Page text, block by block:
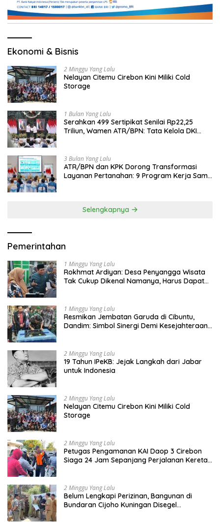
Ekonomi & Bisnis
2 Minggu Yang Lalu
Nelayan Citemu Cirebon Kini Miliki Cold
Storage
1 Bulan Yang Lalu
Serahkan 499 Sertipikat Senilai Rp22,25
Triliun, Wamen ATR/BPN: Tata Kelola DKI
3 Bulan Yang Lalu
ATR/BPN dan KPK Dorong Transformasi
Layanan Pertanahan: 9 Program Kerja Sama
Selengkapnya
Pemerintahan
1 Minggu Yang Lalu
Rokhmat Ardiyan: Desa Penyangga Wisata
Tak Cukup Dikenal Namanya, Harus Dapat
1 Minggu Yang Lalu
Resmikan Jembatan Garuda di Cibuntu,
Dandim: Simbol Sinergi Demi Kesejahteraan
2 Minggu Yang Lalu
19 Tahun IPeKB: Jejak Langkah dari Jabar
untuk Indonesia
2 Minggu Yang Lalu
Nelayan Citemu Cirebon Kini Miliki Cold
Storage
2 Minggu Yang Lalu
Petugas Pengamanan KAI Daop 3 Cirebon
Siaga 24 Jam Sepanjang Perjalanan Kereta
2 Minggu Yang Lalu
Belum Lengkapi Perizinan, Bangunan di
Bundaran Cijoho Kuningan Disegel